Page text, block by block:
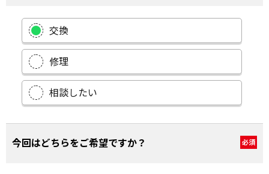
交換
修理
相談したい
今回はどちらをご希望ですか？ 必須